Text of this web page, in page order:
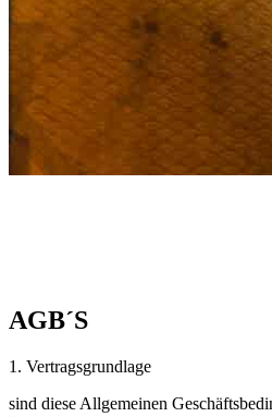
AGB´S
1. Vertragsgrundlage
sind diese Allgemeinen